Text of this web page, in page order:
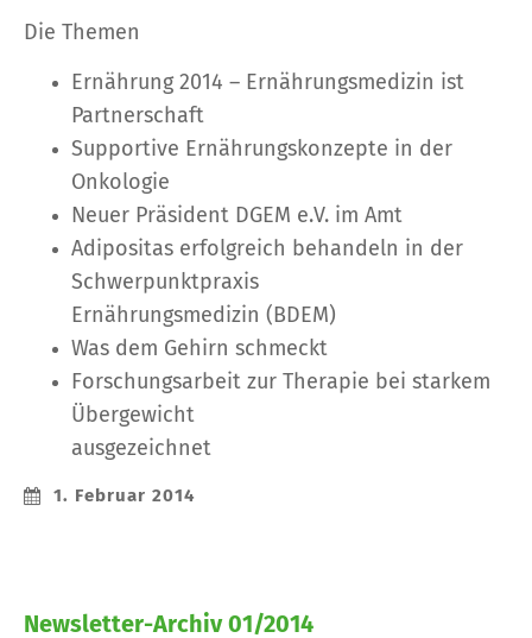
Die Themen
Ernährung 2014 – Ernährungsmedizin ist
Partnerschaft
Supportive Ernährungskonzepte in der
Onkologie
Neuer Präsident DGEM e.V. im Amt
Adipositas erfolgreich behandeln in der
Schwerpunktpraxis
Ernährungsmedizin (BDEM)
Was dem Gehirn schmeckt
Forschungsarbeit zur Therapie bei starkem
Übergewicht
ausgezeichnet
1. Februar 2014
Newsletter-Archiv 01/2014